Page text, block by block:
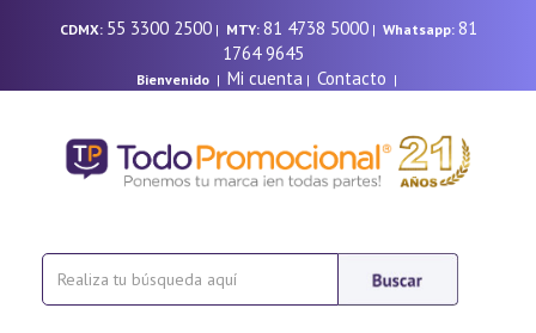
CDMX: 55 3300 2500| MTY: 81 4738 5000| Whatsapp: 81
1764 9645
Bienvenido| Mi cuenta | Contacto |